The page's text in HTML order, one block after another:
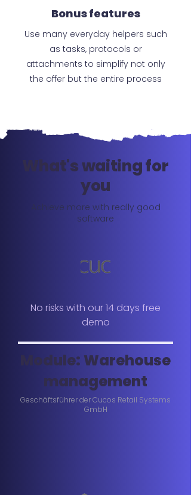
Bonus features
Use many everyday helpers such
as tasks, protocols or
attachments to simplify not only
the offer but the entire process
What's waiting for
you
Achieve more with really good
software
No risks with our 14 days free
demo
Module: Warehouse
management
Geschäftsführer der Cucos Retail Systems
GmbH